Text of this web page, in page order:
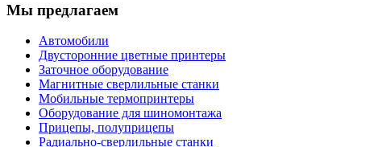
Мы предлагаем
Автомобили
Двусторонние цветные принтеры
Заточное оборудование
Магнитные сверлильные станки
Мобильные термопринтеры
Оборудование для шиномонтажа
Прицепы, полуприцепы
Радиально-сверлильные станки